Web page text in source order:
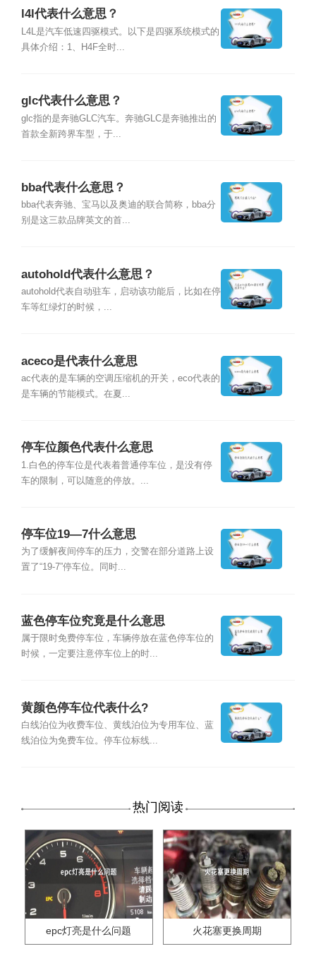
l4l代表什么意思？
L4L是汽车低速四驱模式。以下是四驱系统模式的
具体介绍：1、H4F全时...
glc代表什么意思？
glc指的是奔驰GLC汽车。奔驰GLC是奔驰推出的
首款全新跨界车型，于...
bba代表什么意思？
bba代表奔驰、宝马以及奥迪的联合简称，bba分
别是这三款品牌英文的首...
autohold代表什么意思？
autohold代表自动驻车，启动该功能后，比如在停
车等红绿灯的时候，...
aceco是代表什么意思
ac代表的是车辆的空调压缩机的开关，eco代表的
是车辆的节能模式。在夏...
停车位颜色代表什么意思
1.白色的停车位是代表着普通停车位，是没有停
车的限制，可以随意的停放。...
停车位19—7什么意思
为了缓解夜间停车的压力，交警在部分道路上设
置了“19-7”停车位。同时...
蓝色停车位究竟是什么意思
属于限时免费停车位，车辆停放在蓝色停车位的
时候，一定要注意停车位上的时...
黄颜色停车位代表什么?
白线泊位为收费车位、黄线泊位为专用车位、蓝
线泊位为免费车位。停车位标线...
热门阅读
epc灯亮是什么问题 火花塞更换周期